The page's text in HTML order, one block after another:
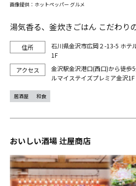
湯気香る、釜炊きごはん こだわり
石川県金沢市広岡２-13-5 ホテ
1F
金沢駅金沢港口(西口)から徒歩
ルマイステイズプレミア金沢1F
画像提供：ホットペッパー グルメ
居酒屋 和食
おいしい酒場 辻屋商店